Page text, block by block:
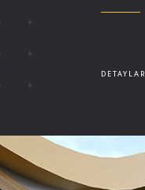
DETAYLAR